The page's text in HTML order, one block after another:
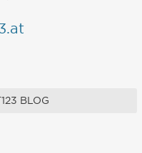
BLOG